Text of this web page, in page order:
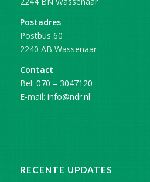
Postadres
Postbus 60
2240 AB Wassenaar
Contact
Bel: 070 – 3047120
E-mail: info@ndr.nl
RECENTE UPDATES